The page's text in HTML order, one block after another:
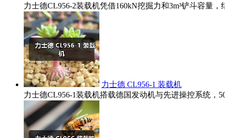
力士德CL956-2装载机凭借160kN挖掘力和3m³铲斗容量
力士德 CL956-1 装载机
力士德CL956-1装载机搭载德国发动机与先进操控系统，